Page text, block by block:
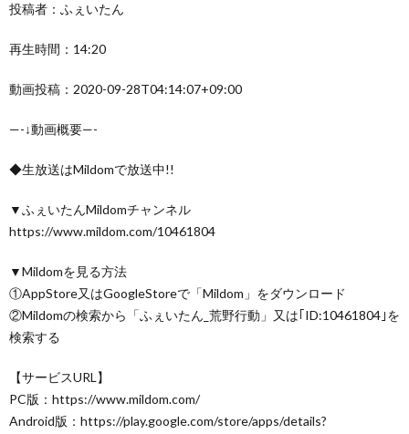
投稿者：ふぇいたん
再生時間：14:20
動画投稿：2020-09-28T04:14:07+09:00
—-↓動画概要—-
◆生放送はMildomで放送中!!
▼ふぇいたんMildomチャンネル
https://www.mildom.com/10461804
▼Mildomを見る方法
①AppStore又はGoogleStoreで「Mildom」をダウンロード
②Mildomの検索から「ふぇいたん_荒野行動」又は｢ID:10461804｣を
検索する
【サービスURL】
PC版：https://www.mildom.com/
Android版：https://play.google.com/store/apps/details?